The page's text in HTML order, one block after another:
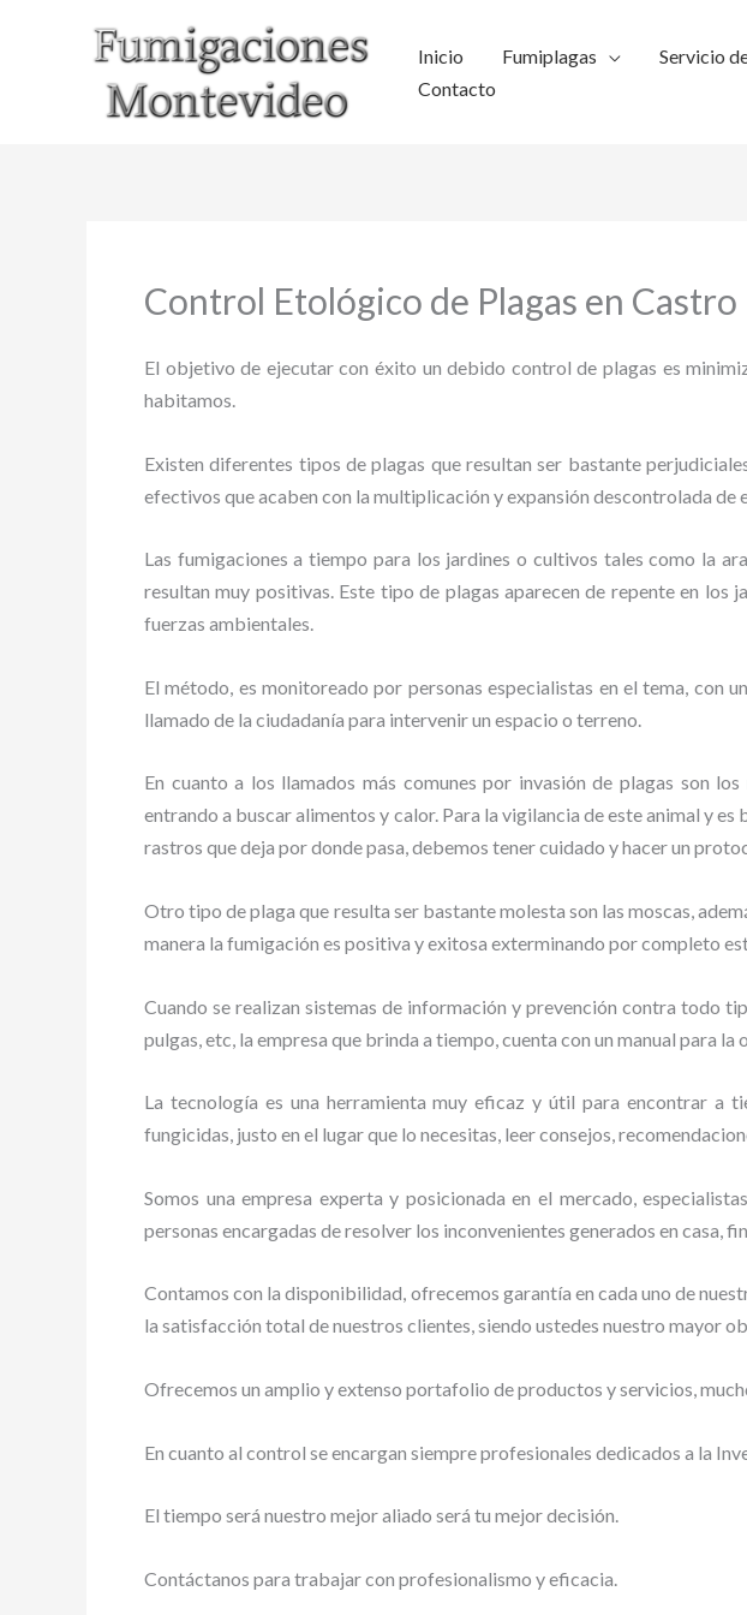
Inicio Fumiplagas Servicio
Contacto
Control Etológico de Plagas en Castro
El objetivo de ejecutar con éxito un debido control de plagas es
habitamos.
Existen diferentes tipos de plagas que resultan ser bastante
efectivos que acaben con la multiplicación y expansión descontrolada de
Las fumigaciones a tiempo para los jardines o cultivos tales como la
resultan muy positivas. Este tipo de plagas aparecen de repente en
fuerzas ambientales.
El método, es monitoreado por personas especialistas en el tema, con
llamado de la ciudadanía para intervenir un espacio o terreno.
En cuanto a los llamados más comunes por invasión de plagas son
entrando a buscar alimentos y calor. Para la vigilancia de este animal yes
rastros que deja por donde pasa, debemos tener cuidado y hacer un
Otro tipo de plaga que resulta ser bastante molesta son las moscas,
manera la fumigación es positiva y exitosa exterminando por completo
Cuando se realizan sistemas de información y prevención contra todo
pulgas, etc, la empresa que brinda a tiempo, cuenta con un manual para
La tecnología es una herramienta muy eficaz y útil para encontrar a
fungicidas, justo en el lugar que lo necesitas, leer consejos,
Somos una empresa experta y posicionada en el mercado,
personas encargadas de resolver los inconvenientes generados en casa,
Contamos con la disponibilidad, ofrecemos garantía en cada uno de
la satisfacción total de nuestros clientes, siendo ustedes nuestro mayor
Ofrecemos un amplio y extenso portafolio de productos y servicios,
En cuanto al control se encargan siempre profesionales dedicados a la
El tiempo será nuestro mejor aliado será tu mejor decisión.
Contáctanos para trabajar con profesionalismo y eficacia.